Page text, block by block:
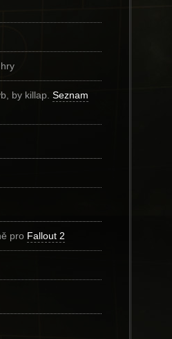
by killap. Seznam
pro Fallout 2